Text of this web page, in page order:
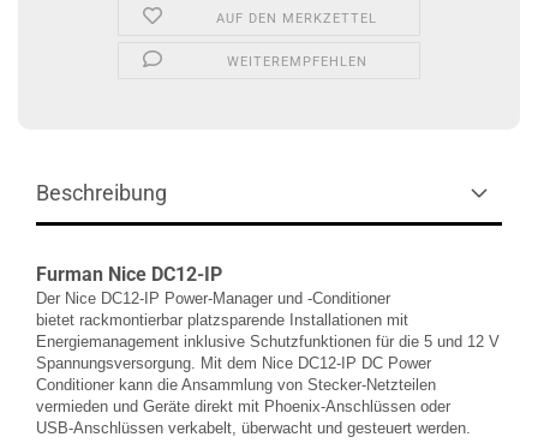
AUF DEN MERKZETTEL
WEITEREMPFEHLEN
Beschreibung
Furman Nice DC12-IP
Der Nice DC12- IP Power-Manager und -Conditioner
bietet rackmontierbar platzsparende Installationen mit
Energiemanagement inklusive Schutzfunktionen für die 5 und 12 V
Spannungsversorgung. Mit dem Nice DC12- IP DC Power
Conditioner kann die Ansammlung von Stecker-Netzteilen
vermieden und Geräte direkt mit Phoenix-Anschlüssen oder
USB-Anschlüssen verkabelt, überwacht und gesteuert werden.